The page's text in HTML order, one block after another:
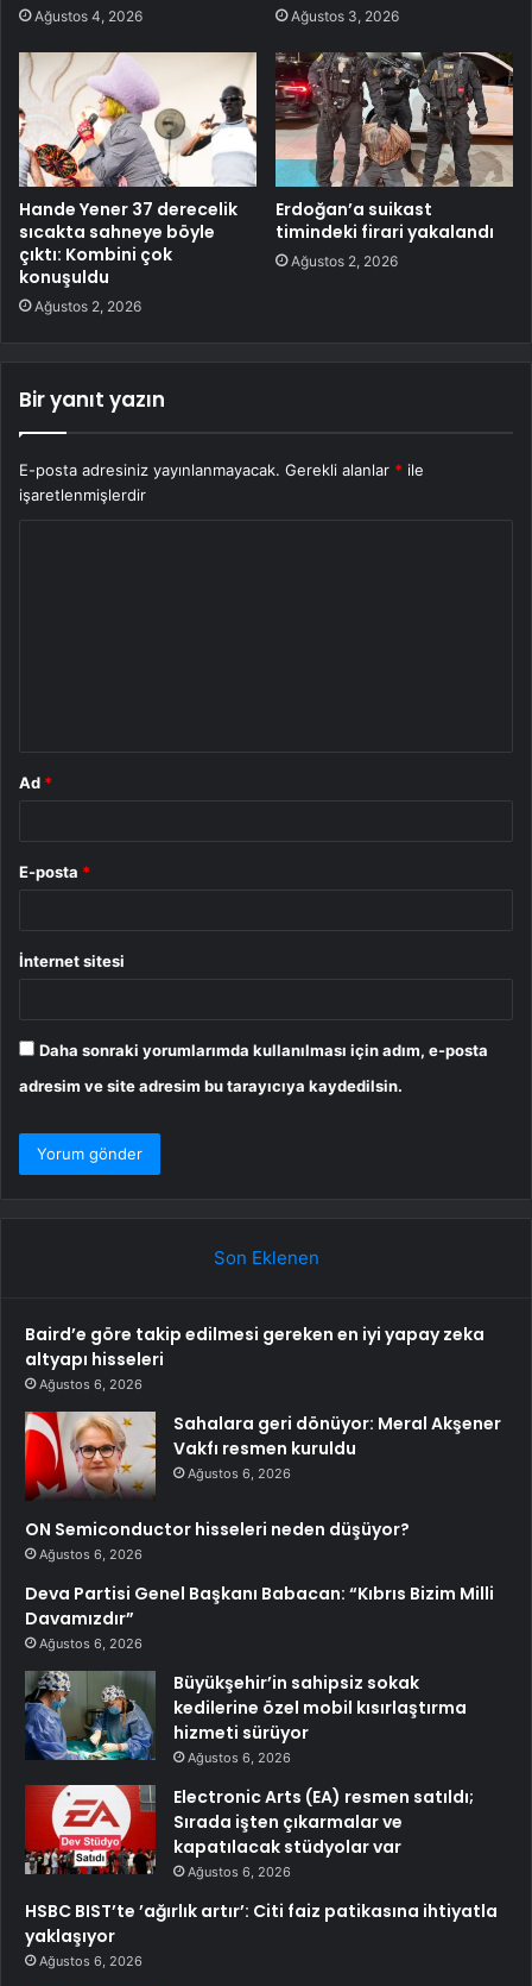
Ağustos 4, 2026 Ağustos 3, 2026
Hande Yener 37 derecelik
sıcakta sahneye böyle
çıktı: Kombini çok
konuşuldu
Ağustos 2, 2026
Erdoğan’a suikast
timindeki firari yakalandı
Ağustos 2, 2026
Bir yanıt yazın
E-posta adresiniz yayınlanmayacak. Gerekli alanlar * ile
işaretlenmişlerdir
Ad *
E-posta *
İnternet sitesi
Daha sonraki yorumlarımda kullanılması için adım, e-posta
adresim ve site adresim bu tarayıcıya kaydedilsin.
Son Eklenen
Baird’e göre takip edilmesi gereken en iyi yapay zeka
altyapı hisseleri
Ağustos 6, 2026
Sahalara geri dönüyor: Meral Akşener
Vakfı resmen kuruldu
Ağustos 6, 2026
ON Semiconductor hisseleri neden düşüyor?
Ağustos 6, 2026
Deva Partisi Genel Başkanı Babacan: “Kıbrıs Bizim Milli
Davamızdır”
Ağustos 6, 2026
Büyükşehir’in sahipsiz sokak
kedilerine özel mobil kısırlaştırma
hizmeti sürüyor
Ağustos 6, 2026
Electronic Arts (EA) resmen satıldı;
Sırada işten çıkarmalar ve
kapatılacak stüdyolar var
Ağustos 6, 2026
HSBC BIST’te ’ağırlık artır’: Citi faiz patikasına ihtiyatla
yaklaşıyor
Ağustos 6, 2026